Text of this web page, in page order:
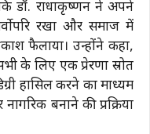
डॉ. राधाकृष्णन ने अपने
रखा और समाज में
फैलाया। उन्होंने कहा,
के लिए एक प्रेरणा स्रोत
हासिल करने का माध्यम
बनाने की प्रक्रिया